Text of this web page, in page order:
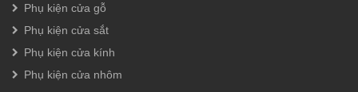
Phụ kiện cửa gỗ
Phụ kiện cửa sắt
Phụ kiện cửa kính
Phụ kiện cửa nhôm